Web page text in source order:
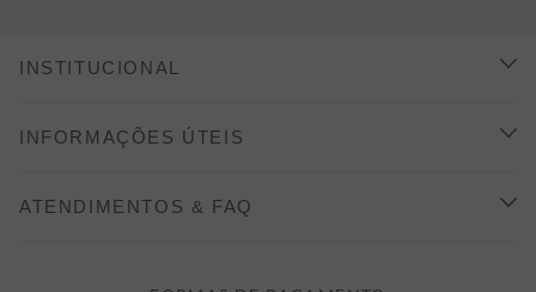
INSTITUCIONAL
CONHEÇA A ALEATORY
INFORMAÇÕES ÚTEIS
ATENDIMENTOS & FAQ